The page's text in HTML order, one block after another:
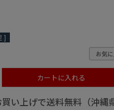
]
お気
カートに入れる
い上げで送料無料（沖縄